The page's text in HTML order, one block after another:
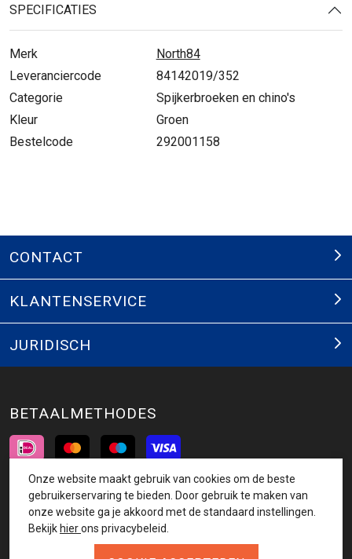
SPECIFICATIES
Merk
North84
Leveranciercode
84142019/352
Categorie
Spijkerbroeken en chino's
Kleur
Groen
Bestelcode
292001158
CONTACT
KLANTENSERVICE
JURIDISCH
BETAALMETHODES
INSCHRIJVEN NIEUWSBRIEF
Onze website maakt gebruik van cookies om de beste
gebruikerservaring te bieden. Door gebruik te maken van
onze website ga je akkoord met de standaard instellingen.
Bekijk hierons privacybeleid.